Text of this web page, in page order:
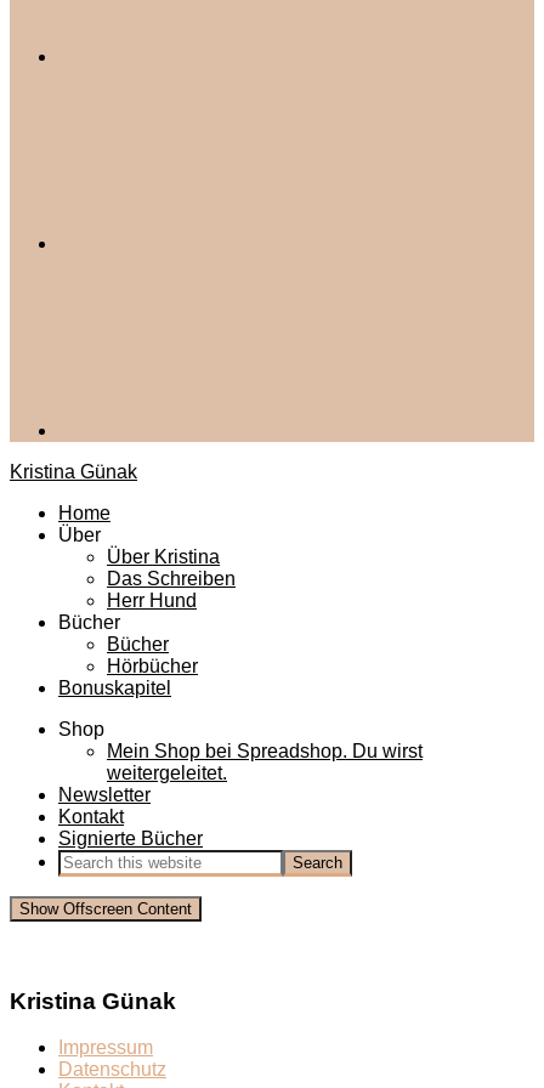
Kristina Günak
Home
Über
Über Kristina
Das Schreiben
Herr Hund
Bücher
Bücher
Hörbücher
Bonuskapitel
Shop
Mein Shop bei Spreadshop. Du wirst
weitergeleitet.
Newsletter
Kontakt
Signierte Bücher
Show Offscreen Content
Kristina Günak
Impressum
Datenschutz